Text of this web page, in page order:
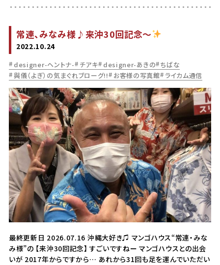
常連、みなみ様♪来沖30回記念～
2022.10.24
designer-ヘントナ- チアキ designer-あきの ちばな
與儀（よぎ）の気まぐれブローグ!!
お客様の写真館 ライカム通信
最終更新日 2026.07.16 沖縄大好き♫ マンゴハウス“常連・みな
み様”の 【来沖30回記念】 すごいですねー マンゴハウスとの出会
いが 2017年からですから… あれから31回も足を運んでいただい